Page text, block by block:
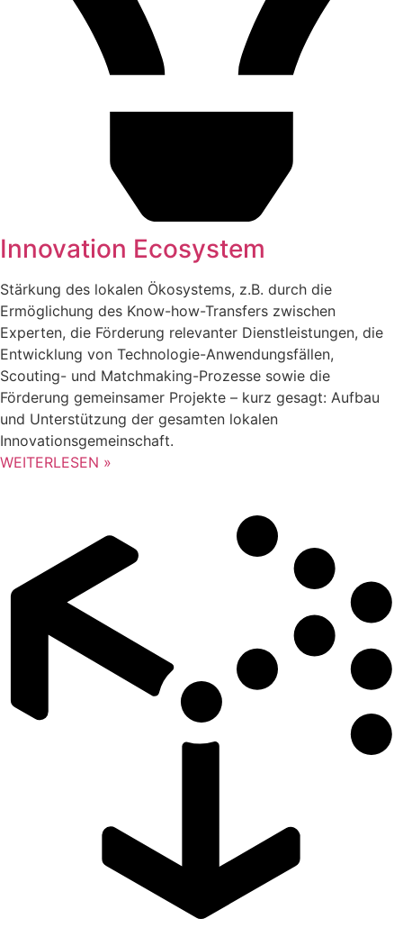
Innovation Ecosystem
Stärkung des lokalen Ökosystems, z.B. durch die
Ermöglichung des Know-how-Transfers zwischen
Experten, die Förderung relevanter Dienstleistungen, die
Entwicklung von Technologie-Anwendungsfällen,
Scouting- und Matchmaking-Prozesse sowie die
Förderung gemeinsamer Projekte – kurz gesagt: Aufbau
und Unterstützung der gesamten lokalen
Innovationsgemeinschaft.
WEITERLESEN »